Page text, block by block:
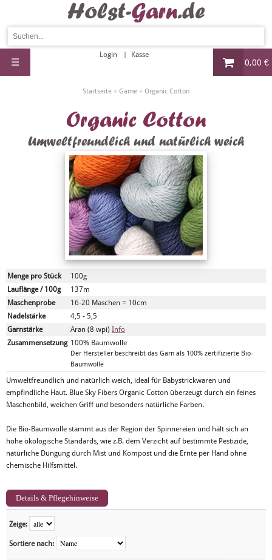
0,00 €
Login Kasse
☰
Startseite » Garne » Organic Cotton
Organic Cotton
Umweltfreundlich und natürlich weich
Menge pro Stück
100g
Lauflänge / 100g
137m
Maschenprobe
16-20 Maschen = 10cm
Nadelstärke
4,5 - 5,5
Garnstärke
Aran (8 wpi) Info
Zusammensetzung 100% Baumwolle
Der Hersteller beschreibt das Garn als 100% zertifizierte Bio-
Baumwolle
Umweltfreundlich und natürlich weich, ideal für Babystrickwaren und
empfindliche Haut. Blue Sky Fibers Organic Cotton überzeugt durch ein feines
Maschenbild, weichen Griff und besonders natürliche Farben.
Die Bio-Baumwolle stammt aus der Region der Spinnereien und hält sich an
hohe ökologische Standards, wie z.B. dem Verzicht auf bestimmte Pestizide,
natürliche Düngung durch Mist und Kompost und die Ernte per Hand ohne
chemische Hilfsmittel.
Details & Pflegehinweise
Zeige:
Sortiere nach: